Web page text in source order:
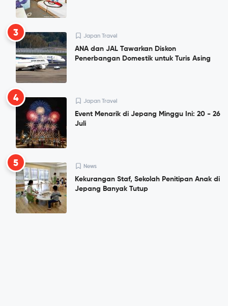
3 Japan Travel
ANA dan JAL Tawarkan Diskon
Penerbangan Domestik untuk Turis Asing
4 Japan Travel
Event Menarik di Jepang Minggu Ini: 20 - 26
Juli
5 News
Kekurangan Staf, Sekolah Penitipan Anak di
Jepang Banyak Tutup